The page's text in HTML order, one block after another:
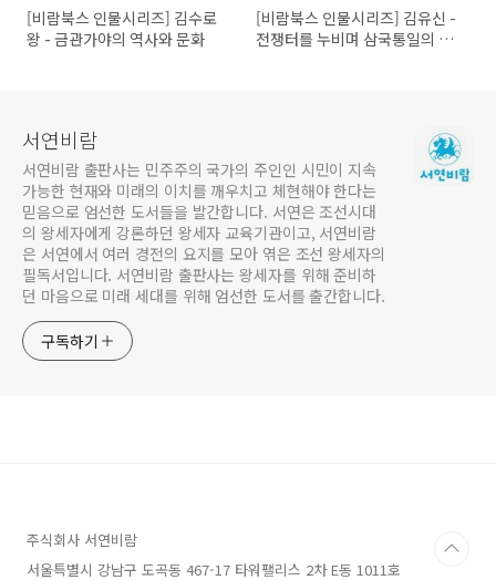
[비람북스 인물시리즈] 김수로
왕 - 금관가야의 역사와 문화
[비람북스 인물시리즈] 김유신 -
전쟁터를 누비며 삼국통일의 불
서연비람
서연비람 출판사는 민주주의 국가의 주인인 시민이 지속
가능한 현재와 미래의 이치를 깨우치고 체현해야 한다는
믿음으로 엄선한 도서들을 발간합니다. 서연은 조선시대
의 왕세자에게 강론하던 왕세자 교육기관이고, 서연비람
은 서연에서 여러 경전의 요지를 모아 엮은 조선 왕세자의
필독서입니다. 서연비람 출판사는 왕세자를 위해 준비하
던 마음으로 미래 세대를 위해 엄선한 도서를 출간합니다.
구독하기
주식회사 서연비람
서울특별시 강남구 도곡동 467-17 타워팰리스 2차 E동 1011호